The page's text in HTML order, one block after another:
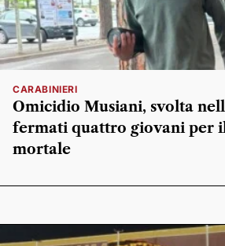
CARABINIERI
Omicidio Musiani, svolta
fermati quattro giovani per
mortale